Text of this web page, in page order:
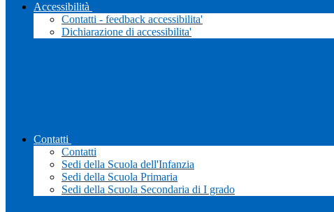
Accessibilità
Contatti - feedback accessibilita'
Dichiarazione di accessibilita'
Contatti
Contatti
Sedi della Scuola dell'Infanzia
Sedi della Scuola Primaria
Sedi della Scuola Secondaria di I grado